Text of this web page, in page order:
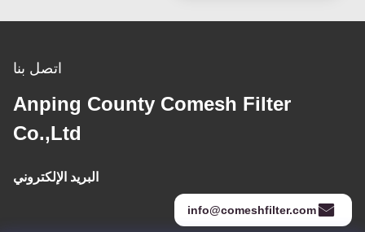
اتصل بنا
Anping County Comesh Filter
Co.,Ltd
البريد الإلكتروني
info@comeshfilter.com